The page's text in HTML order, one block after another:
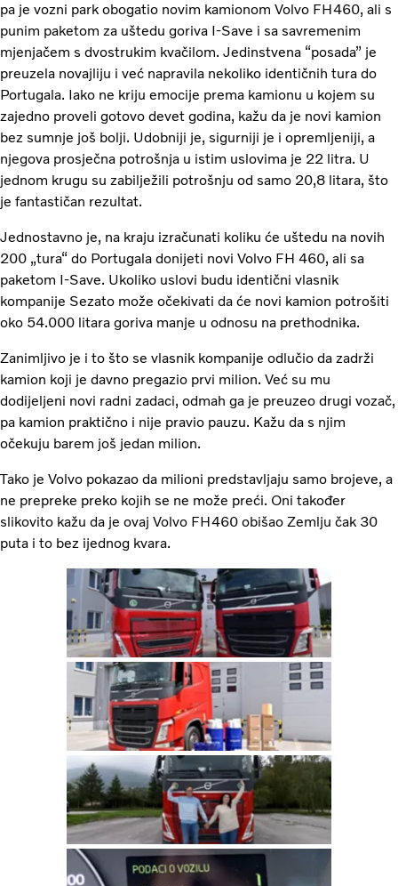
pa je vozni park obogatio novim kamionom Volvo FH460, ali s
punim paketom za uštedu goriva I-Save i sa savremenim
mjenjačem s dvostrukim kvačilom. Jedinstvena “posada” je
preuzela novajliju i već napravila nekoliko identičnih tura do
Portugala. Iako ne kriju emocije prema kamionu u kojem su
zajedno proveli gotovo devet godina, kažu da je novi kamion
bez sumnje još bolji. Udobniji je, sigurniji je i opremljeniji, a
njegova prosječna potrošnja u istim uslovima je 22 litra. U
jednom krugu su zabilježili potrošnju od samo 20,8 litara, što
je fantastičan rezultat.
Jednostavno je, na kraju izračunati koliku će uštedu na novih
200 „tura“ do Portugala donijeti novi Volvo FH 460, ali sa
paketom I-Save. Ukoliko uslovi budu identični vlasnik
kompanije Sezato može očekivati da će novi kamion potrošiti
oko 54.000 litara goriva manje u odnosu na prethodnika.
Zanimljivo je i to što se vlasnik kompanije odlučio da zadrži
kamion koji je davno pregazio prvi milion. Već su mu
dodijeljeni novi radni zadaci, odmah ga je preuzeo drugi vozač,
pa kamion praktično i nije pravio pauzu. Kažu da s njim
očekuju barem još jedan milion.
Tako je Volvo pokazao da milioni predstavljaju samo brojeve, a
ne prepreke preko kojih se ne može preći. Oni također
slikovito kažu da je ovaj Volvo FH460 obišao Zemlju čak 30
puta i to bez ijednog kvara.